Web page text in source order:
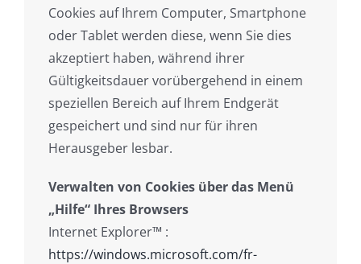
Cookies auf Ihrem Computer, Smartphone
oder Tablet werden diese, wenn Sie dies
akzeptiert haben, während ihrer
Gültigkeitsdauer vorübergehend in einem
speziellen Bereich auf Ihrem Endgerät
gespeichert und sind nur für ihren
Herausgeber lesbar.
Verwalten von Cookies über das Menü
„Hilfe“ Ihres Browsers
Internet Explorer™ :
https://windows.microsoft.com/fr-